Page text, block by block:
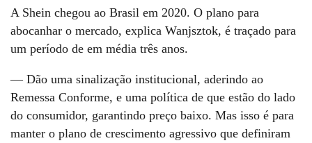
A Shein chegou ao Brasil em 2020. O plano para
abocanhar o mercado, explica Wanjsztok, é traçado para
um período de em média três anos.
— Dão uma sinalização institucional, aderindo ao
Remessa Conforme, e uma política de que estão do lado
do consumidor, garantindo preço baixo. Mas isso é para
manter o plano de crescimento agressivo que definiram